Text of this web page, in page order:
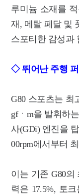
루미늄 소재를
재, 메탈 페달 및
스포티한 감성과
◇ 뛰어난 주행
G80 스포츠는 최
gfㆍm을 발휘하
사(GDi) 엔진을
00rpm에서부터
이는 기존 G80의
력은 17.5%, 토